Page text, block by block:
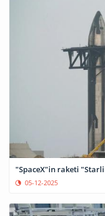
"SpaceX"in raketi
05-12-2025